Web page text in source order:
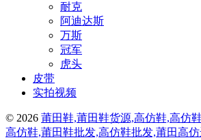
耐克
阿迪达斯
万斯
冠军
虎头
皮带
实拍视频
© 2026 莆田鞋,莆田鞋货源,高仿鞋,高仿
高仿鞋,莆田鞋批发,高仿鞋批发,莆田高